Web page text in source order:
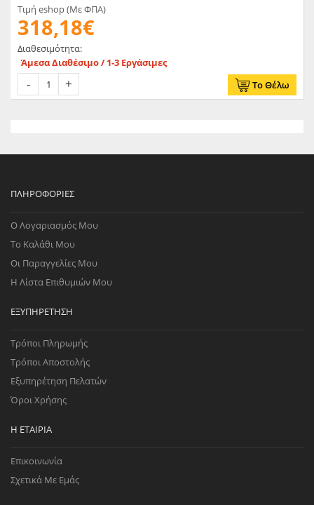
Τιμή eshop (Με ΦΠΑ)
318,18€
Διαθεσιμότητα:
Άμεσα Διαθέσιμο / 1-3 Εργάσιμες
Το Θέλω
ΠΛΗΡΟΦΟΡΊΕΣ
Ο Λογαριασμός Μου
Το Καλάθι Μου
Οι Παραγγελίες Μου
Η Λίστα Επιθυμιών Μου
ΕΞΥΠΗΡΈΤΗΣΗ
Τρόποι Πληρωμής
Τρόποι Αποστολής
Εξυπηρέτηση Πελατών
Όροι Χρήσης
Η ΕΤΑΙΡΊΑ
Επικοινωνία
Σχετικά Με Εμάς